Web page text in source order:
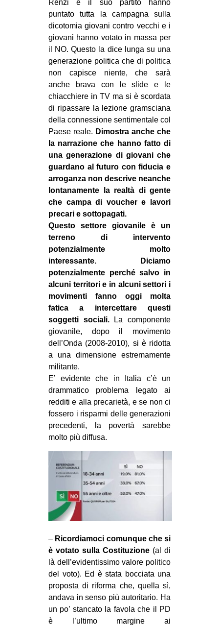
Renzi e il suo partito hanno
puntato tutta la campagna sulla
dicotomia giovani contro vecchi e i
giovani hanno votato in massa per
il NO. Questo la dice lunga su una
generazione politica che di politica
non capisce niente, che sarà
anche brava con le slide e le
chiacchiere in TV ma si è scordata
di ripassare la lezione gramsciana
della connessione sentimentale col
Paese reale. Dimostra anche che
la narrazione che hanno fatto di
una generazione di giovani che
guardano al futuro con fiducia e
arroganza non descrive neanche
lontanamente la realtà di gente
che campa di voucher e lavori
precari e sottopagati.
Questo settore giovanile è un
terreno di intervento
potenzialmente molto
interessante. Diciamo
potenzialmente perché salvo in
alcuni territori e in alcuni settori i
movimenti fanno oggi molta
fatica a intercettare questi
soggetti sociali.La componente
giovanile, dopo il movimento
dell’Onda (2008-2010), si è ridotta
a una dimensione estremamente
militante.
E’ evidente che in Italia c’è un
drammatico problema legato ai
redditi e alla precarietà, e se non ci
fossero i risparmi delle generazioni
precedenti, la povertà sarebbe
molto più diffusa.
– Ricordiamoci comunque che si
è votato sulla Costituzione (al di
là dell’evidentissimo valore politico
del voto). Ed è stata bocciata una
proposta di riforma che, quella sì,
andava in senso più autoritario. Ha
un po’ stancato la favola che il PD
è l’ultimo margine ai